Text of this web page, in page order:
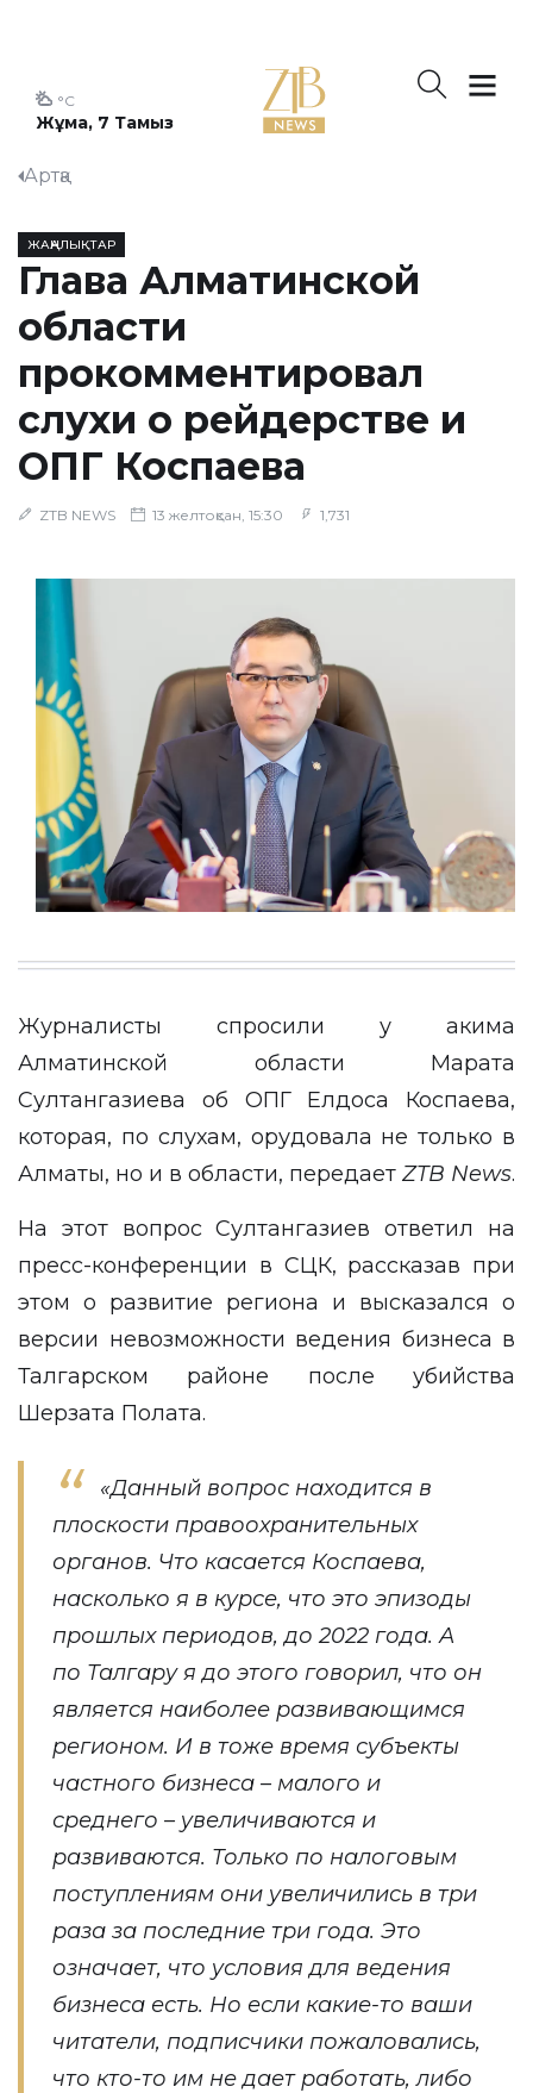
Жұма, 7 Тамыз
°C
Артқа
ЖАҢАЛЫҚТАР
Глава Алматинской
области
прокомментировал
слухи о рейдерстве и
ОПГ Коспаева
ZTB NEWS 13 желтоқсан, 15:30 1,731
Журналисты спросили у акима
Алматинской области Марата
Султангазиева об ОПГ Елдоса Коспаева,
которая, по слухам, орудовала не только в
Алматы, но и в области, передает ZTB News.
На этот вопрос Султангазиев ответил на
пресс-конференции в СЦК, рассказав при
этом о развитие региона и высказался о
версии невозможности ведения бизнеса в
Талгарском районе после убийства
Шерзата Полата.
«Данный вопрос находится в
плоскости правоохранительных
органов. Что касается Коспаева,
насколько я в курсе, что это эпизоды
прошлых периодов, до 2022 года. А
по Талгару я до этого говорил, что он
является наиболее развивающимся
регионом. И в тоже время субъекты
частного бизнеса – малого и
среднего – увеличиваются и
развиваются. Только по налоговым
поступлениям они увеличились в три
раза за последние три года. Это
означает, что условия для ведения
бизнеса есть. Но если какие-то ваши
читатели, подписчики пожаловались,
что кто-то им не дает работать, либо